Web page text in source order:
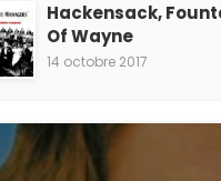
Hackensack,
Of Wayne
14 octobre 2017